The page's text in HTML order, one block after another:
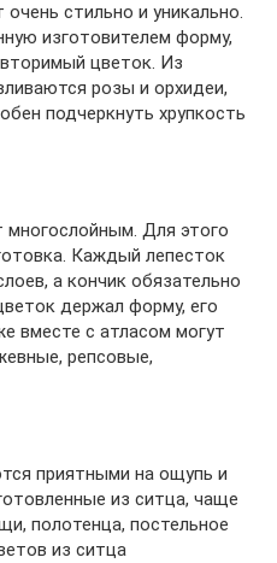
стильно и уникально.
изготовителем форму,
цветок. Из
розы и орхидеи,
подчеркнуть хрупкость
Для этого
Каждый лепесток
а кончик обязательно
держал форму, его
вместе с атласом могут
репсовые,
приятными на ощупь и
из ситца, чаще
полотенца, постельное
из ситца